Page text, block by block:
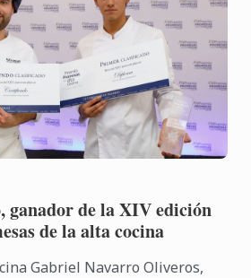
ganador de la XIV edición
de la alta cocina
Gabriel Navarro Oliveros,